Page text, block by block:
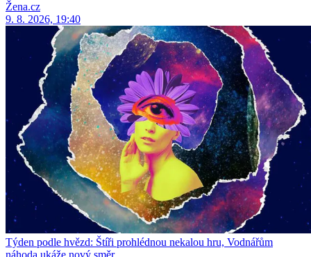
Žena.cz
9. 8. 2026, 19:40
Týden podle hvězd: Štíři prohlédnou nekalou hru, Vodnářům